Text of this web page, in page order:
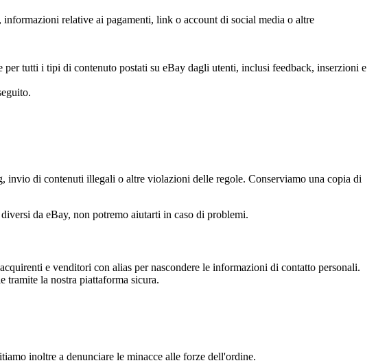
relative ai pagamenti, link o account di social media o altre
tutti i tipi di contenuto postati su eBay dagli utenti, inclusi feedback, inserzioni e
di contenuti illegali o altre violazioni delle regole. Conserviamo una copia di
da eBay, non potremo aiutarti in caso di problemi.
e venditori con alias per nascondere le informazioni di contatto personali.
tramite la nostra piattaforma sicura.
inoltre a denunciare le minacce alle forze dell'ordine.